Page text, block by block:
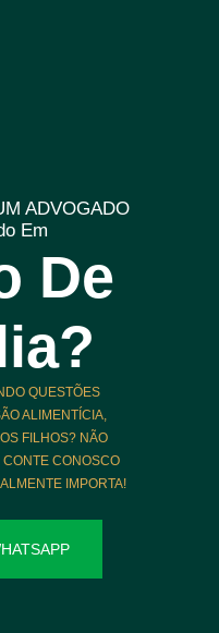
ADVOGADO
Em
De
QUESTÕES
ALIMENTÍCIA,
FILHOS? NÃO
CONTE CONOSCO
IMPORTA!